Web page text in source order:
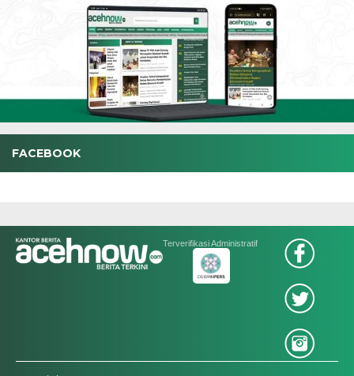
FACEBOOK
Terverifikasi Administratif